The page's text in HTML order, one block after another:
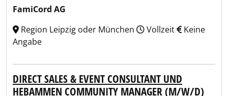
FamiCord AG
Region Leipzig oder München
Vollzeit
Keine
Angabe
DIRECT SALES & EVENT CONSULTANT UND
HEBAMMEN COMMUNITY MANAGER (M/W/D)